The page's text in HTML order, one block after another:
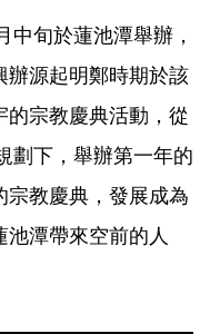
旬於蓮池潭舉辦，
辦源起明鄭時期於該
的宗教慶典活動，從
劃下，舉辦第一年的
宗教慶典，發展成為
潭帶來空前的人